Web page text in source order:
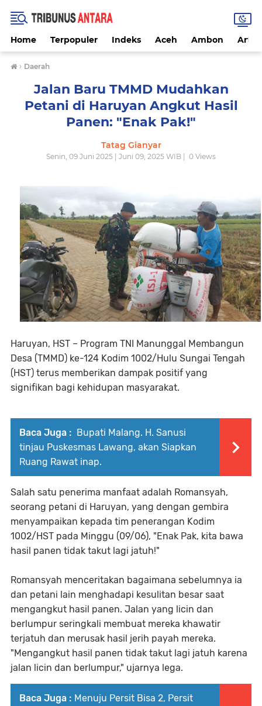
Home Terpopuler Indeks Aceh Ambon
› Daerah
Jalan Baru TMMD Mudahkan
Petani di Haruyan Angkut Hasil
Panen: "Enak Pak!"
Tatag Gianyar
Senin, 09 Juni 2025 | Juni 09, 2025 WIB | 0 Views
Haruyan, HST – Program TNI Manunggal Membangun
Desa (TMMD) ke-124 Kodim 1002/Hulu Sungai Tengah
(HST) terus memberikan dampak positif yang
signifikan bagi kehidupan masyarakat.
Baca Juga : Bupati Malang. H. Sanusi
tinjau Puskesmas Lawang, akan Siapkan
Ruang Rawat inap.
Salah satu penerima manfaat adalah Romansyah,
seorang petani di Haruyan, yang dengan gembira
menyampaikan kepada tim penerangan Kodim
1002/HST pada Minggu (09/06), "Enak Pak, kita bawa
hasil panen tidak takut lagi jatuh!"
Romansyah menceritakan bagaimana sebelumnya ia
dan petani lain menghadapi kesulitan besar saat
mengangkut hasil panen. Jalan yang licin dan
berlumpur seringkali membuat mereka khawatir
terjatuh dan merusak hasil jerih payah mereka.
"Mengangkut hasil panen tidak takut lagi jatuh karena
jalan licin dan berlumpur," ujarnya lega.
Baca Juga : Menuju Persit Bisa 2, Persit